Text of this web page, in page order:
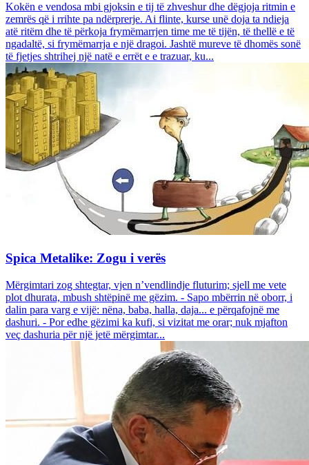
Kokën e vendosa mbi gjoksin e tij të zhveshur dhe dëgjoja ritmin e
zemrës që i rrihte pa ndërprerje. Ai flinte, kurse unë doja ta ndieja
atë ritëm dhe të përkoja frymëmarrjen time me të tijën, të thellë e të
ngadaltë, si frymëmarrja e një dragoi. Jashtë mureve të dhomës sonë
të fjetjes shtrihej një natë e errët e e trazuar, ku...
Spica Metalike: Zogu i verës
Mërgimtari zog shtegtar, vjen n’vendlindje fluturim; sjell me vete
plot dhurata, mbush shtëpinë me gëzim. - Sapo mbërrin në oborr, i
dalin para varg e vijë: nëna, baba, halla, daja... e përqafojnë me
dashuri. - Por edhe gëzimi ka kufi, si vizitat me orar; nuk mjafton
veç dashuria për një jetë mërgimtar...